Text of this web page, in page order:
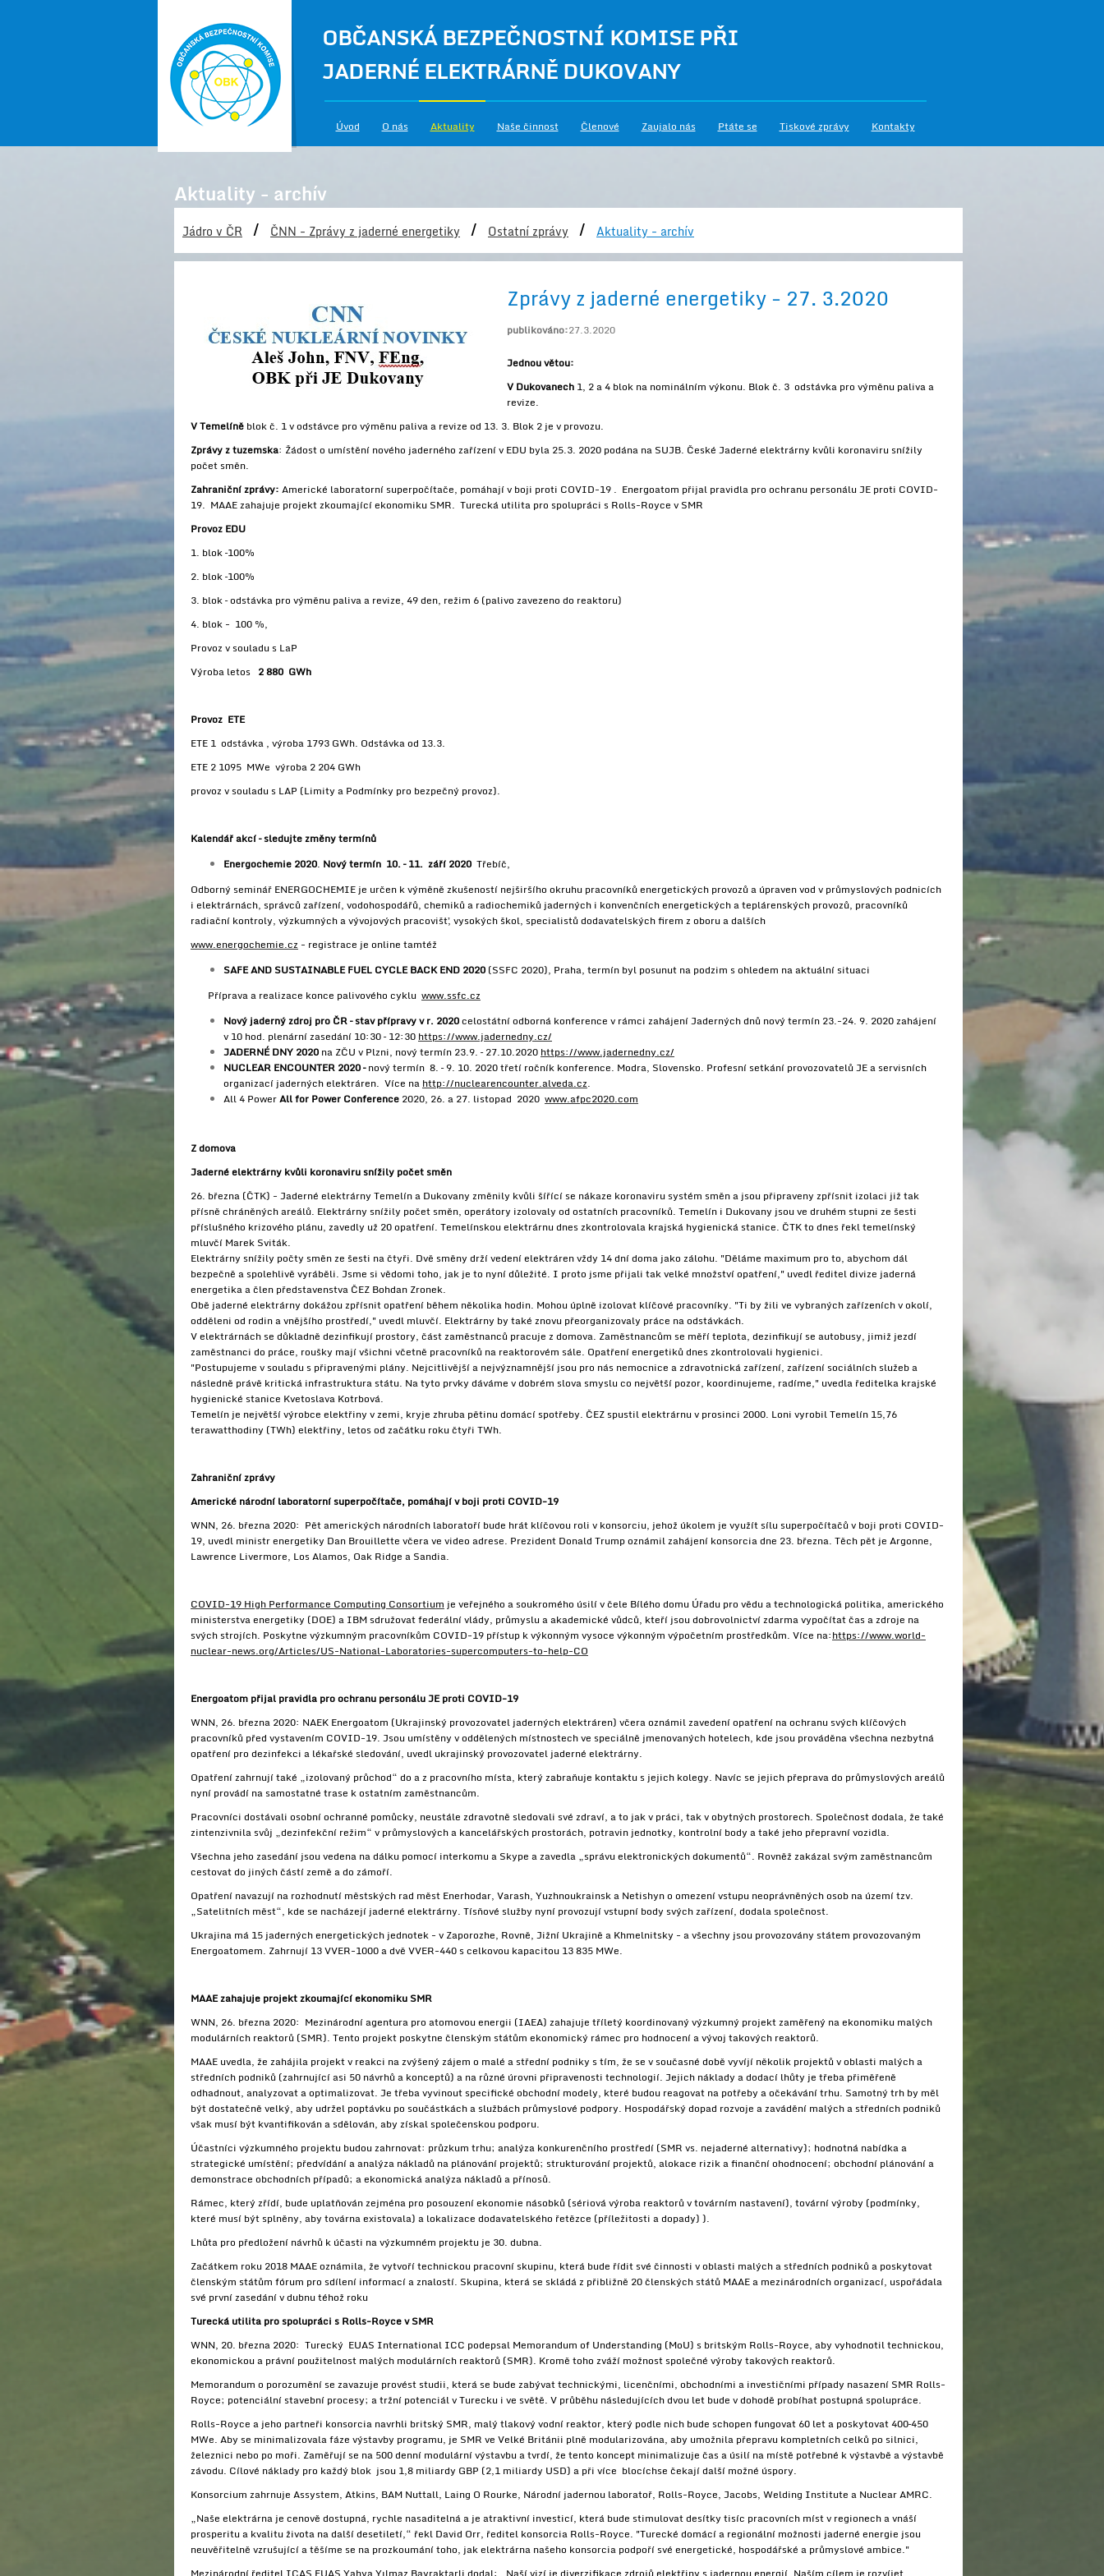
OBČANSKÁ BEZPEČNOSTNÍ KOMISE PŘI
JADERNÉ ELEKTRÁRNĚ DUKOVANY
Úvod O nás Aktuality Naše činnost Členové Zaujalo nás Ptáte se Tiskové zprávy Kontakty
Aktuality - archív
Jádro v ČR / ČNN - Zprávy z jaderné energetiky / Ostatní zprávy / Aktuality - archív
Zprávy z jaderné energetiky - 27. 3.2020
publikováno:27.3.2020
Jednou větou:
V Dukovanech 1, 2 a 4 blok na nominálním výkonu. Blok č. 3 odstávka pro výměnu paliva a
revize.
V Temelíně blok č. 1 v odstávce pro výměnu paliva a revize od 13. 3. Blok 2 je v provozu.
Zprávy z tuzemska: Žádost o umístění nového jaderného zařízení v EDU byla 25.3. 2020 podána na SUJB. České Jaderné elektrárny kvůli koronaviru snížily
počet směn.
Zahraniční zprávy: Americké laboratorní superpočítače, pomáhají v boji proti COVID-19 . Energoatom přijal pravidla pro ochranu personálu JE proti COVID-
19. MAAE zahajuje projekt zkoumající ekonomiku SMR. Turecká utilita pro spolupráci s Rolls-Royce v SMR
Provoz EDU
1. blok –100%
2. blok –100%
3. blok – odstávka pro výměnu paliva a revize, 49 den, režim 6 (palivo zavezeno do reaktoru)
4. blok - 100 %,
Provoz v souladu s LaP
Výroba letos 2 880 GWh
Provoz ETE
ETE 1 odstávka , výroba 1793 GWh. Odstávka od 13.3.
ETE 2 1095 MWe výroba 2 204 GWh
provoz v souladu s LAP (Limity a Podmínky pro bezpečný provoz).
Kalendář akcí – sledujte změny termínů
Energochemie 2020. Nový termín 10. – 11. září 2020 Třebíč,
Odborný seminář ENERGOCHEMIE je určen k výměně zkušeností nejširšího okruhu pracovníků energetických provozů a úpraven vod v průmyslových podnicích
i elektrárnách, správců zařízení, vodohospodářů, chemiků a radiochemiků jaderných i konvenčních energetických a teplárenských provozů, pracovníků
radiační kontroly, výzkumných a vývojových pracovišť, vysokých škol, specialistů dodavatelských firem z oboru a dalších
www.energochemie.cz - registrace je online tamtéž
SAFE AND SUSTAINABLE FUEL CYCLE BACK END 2020 (SSFC 2020), Praha, termín byl posunut na podzim s ohledem na aktuální situaci
Příprava a realizace konce palivového cyklu www.ssfc.cz
Nový jaderný zdroj pro ČR – stav přípravy v r. 2020celostátní odborná konference v rámci zahájení Jaderných dnů nový termín 23.-24. 9. 2020 zahájení
v 10 hod. plenární zasedání 10:30 – 12:30 https://www.jadernedny.cz/
JADERNÉ DNY 2020 na ZČU v Plzni, nový termín 23.9. – 27.10.2020 https://www.jadernedny.cz/
NUCLEAR ENCOUNTER 2020 –nový termín 8. – 9. 10. 2020 třetí ročník konference. Modra, Slovensko. Profesní setkání provozovatelů JE a servisních
organizací jaderných elektráren. Více na http://nuclearencounter.alveda.cz.
All 4 PowerAll for Power Conference 2020, 26. a 27. listopad 2020 www.afpc2020.com
Z domova
Jaderné elektrárny kvůli koronaviru snížily počet směn
26. března (ČTK) - Jaderné elektrárny Temelín a Dukovany změnily kvůli šířící se nákaze koronaviru systém směn a jsou připraveny zpřísnit izolaci již tak
přísně chráněných areálů. Elektrárny snížily počet směn, operátory izolovaly od ostatních pracovníků. Temelín i Dukovany jsou ve druhém stupni ze šesti
příslušného krizového plánu, zavedly už 20 opatření. Temelínskou elektrárnu dnes zkontrolovala krajská hygienická stanice. ČTK to dnes řekl temelínský
mluvčí Marek Sviták.
Elektrárny snížily počty směn ze šesti na čtyři. Dvě směny drží vedení elektráren vždy 14 dní doma jako zálohu. "Děláme maximum pro to, abychom dál
bezpečně a spolehlivě vyráběli. Jsme si vědomi toho, jak je to nyní důležité. I proto jsme přijali tak velké množství opatření," uvedl ředitel divize jaderná
energetika a člen představenstva ČEZ Bohdan Zronek.
Obě jaderné elektrárny dokážou zpřísnit opatření během několika hodin. Mohou úplně izolovat klíčové pracovníky. "Ti by žili ve vybraných zařízeních v okolí,
odděleni od rodin a vnějšího prostředí," uvedl mluvčí. Elektrárny by také znovu přeorganizovaly práce na odstávkách.
V elektrárnách se důkladně dezinfikují prostory, část zaměstnanců pracuje z domova. Zaměstnancům se měří teplota, dezinfikují se autobusy, jimiž jezdí
zaměstnanci do práce, roušky mají všichni včetně pracovníků na reaktorovém sále. Opatření energetiků dnes zkontrolovali hygienici.
"Postupujeme v souladu s připravenými plány. Nejcitlivější a nejvýznamnější jsou pro nás nemocnice a zdravotnická zařízení, zařízení sociálních služeb a
následně právě kritická infrastruktura státu. Na tyto prvky dáváme v dobrém slova smyslu co největší pozor, koordinujeme, radíme," uvedla ředitelka krajské
hygienické stanice Kvetoslava Kotrbová.
Temelín je největší výrobce elektřiny v zemi, kryje zhruba pětinu domácí spotřeby. ČEZ spustil elektrárnu v prosinci 2000. Loni vyrobil Temelín 15,76
terawatthodiny (TWh) elektřiny, letos od začátku roku čtyři TWh.
Zahraniční zprávy
Americké národní laboratorní superpočítače, pomáhají v boji proti COVID-19
WNN, 26. března 2020: Pět amerických národních laboratoří bude hrát klíčovou roli v konsorciu, jehož úkolem je využít sílu superpočítačů v boji proti COVID-
19, uvedl ministr energetiky Dan Brouillette včera ve video adrese. Prezident Donald Trump oznámil zahájení konsorcia dne 23. března. Těch pět je Argonne,
Lawrence Livermore, Los Alamos, Oak Ridge a Sandia.
COVID-19 High Performance Computing Consortium je veřejného a soukromého úsilí v čele Bílého domu Úřadu pro vědu a technologická politika, amerického
ministerstva energetiky (DOE) a IBM sdružovat federální vlády, průmyslu a akademické vůdců, kteří jsou dobrovolnictví zdarma vypočítat čas a zdroje na
svých strojích. Poskytne výzkumným pracovníkům COVID-19 přístup k výkonným vysoce výkonným výpočetním prostředkům. Více na:https://www.world-
nuclear-news.org/Articles/US-National-Laboratories-supercomputers-to-help-CO
Energoatom přijal pravidla pro ochranu personálu JE proti COVID-19
WNN, 26. března 2020: NAEK Energoatom (Ukrajinský provozovatel jaderných elektráren) včera oznámil zavedení opatření na ochranu svých klíčových
pracovníků před vystavením COVID-19. Jsou umístěny v oddělených místnostech ve speciálně jmenovaných hotelech, kde jsou prováděna všechna nezbytná
opatření pro dezinfekci a lékařské sledování, uvedl ukrajinský provozovatel jaderné elektrárny.
Opatření zahrnují také „izolovaný průchod“ do a z pracovního místa, který zabraňuje kontaktu s jejich kolegy. Navíc se jejich přeprava do průmyslových areálů
nyní provádí na samostatné trase k ostatním zaměstnancům.
Pracovníci dostávali osobní ochranné pomůcky, neustále zdravotně sledovali své zdraví, a to jak v práci, tak v obytných prostorech. Společnost dodala, že také
zintenzivnila svůj „dezinfekční režim“ v průmyslových a kancelářských prostorách, potravin jednotky, kontrolní body a také jeho přepravní vozidla.
Všechna jeho zasedání jsou vedena na dálku pomocí interkomu a Skype a zavedla „správu elektronických dokumentů“. Rovněž zakázal svým zaměstnancům
cestovat do jiných částí země a do zámoří.
Opatření navazují na rozhodnutí městských rad měst Enerhodar, Varash, Yuzhnoukrainsk a Netishyn o omezení vstupu neoprávněných osob na území tzv.
„Satelitních měst“, kde se nacházejí jaderné elektrárny. Tísňové služby nyní provozují vstupní body svých zařízení, dodala společnost.
Ukrajina má 15 jaderných energetických jednotek - v Zaporozhe, Rovně, Jižní Ukrajině a Khmelnitsky - a všechny jsou provozovány státem provozovaným
Energoatomem. Zahrnují 13 VVER-1000 a dvě VVER-440 s celkovou kapacitou 13 835 MWe.
MAAE zahajuje projekt zkoumající ekonomiku SMR
WNN, 26. března 2020: Mezinárodní agentura pro atomovou energii (IAEA) zahajuje tříletý koordinovaný výzkumný projekt zaměřený na ekonomiku malých
modulárních reaktorů (SMR). Tento projekt poskytne členským státům ekonomický rámec pro hodnocení a vývoj takových reaktorů.
MAAE uvedla, že zahájila projekt v reakci na zvýšený zájem o malé a střední podniky s tím, že se v současné době vyvíjí několik projektů v oblasti malých a
středních podniků (zahrnující asi 50 návrhů a konceptů) a na různé úrovni připravenosti technologií. Jejich náklady a dodací lhůty je třeba přiměřeně
odhadnout, analyzovat a optimalizovat. Je třeba vyvinout specifické obchodní modely, které budou reagovat na potřeby a očekávání trhu. Samotný trh by měl
být dostatečně velký, aby udržel poptávku po součástkách a službách průmyslové podpory. Hospodářský dopad rozvoje a zavádění malých a středních podniků
však musí být kvantifikován a sdělován, aby získal společenskou podporu.
Účastníci výzkumného projektu budou zahrnovat: průzkum trhu; analýza konkurenčního prostředí (SMR vs. nejaderné alternativy); hodnotná nabídka a
strategické umístění; předvídání a analýza nákladů na plánování projektů; strukturování projektů, alokace rizik a finanční ohodnocení; obchodní plánování a
demonstrace obchodních případů; a ekonomická analýza nákladů a přínosů.
Rámec, který zřídí, bude uplatňován zejména pro posouzení ekonomie násobků (sériová výroba reaktorů v továrním nastavení), tovární výroby (podmínky,
které musí být splněny, aby továrna existovala) a lokalizace dodavatelského řetězce (příležitosti a dopady) ).
Lhůta pro předložení návrhů k účasti na výzkumném projektu je 30. dubna.
Začátkem roku 2018 MAAE oznámila, že vytvoří technickou pracovní skupinu, která bude řídit své činnosti v oblasti malých a středních podniků a poskytovat
členským státům fórum pro sdílení informací a znalostí. Skupina, která se skládá z přibližně 20 členských států MAAE a mezinárodních organizací, uspořádala
své první zasedání v dubnu téhož roku
Turecká utilita pro spolupráci s Rolls-Royce v SMR
WNN, 20. března 2020: Turecký EUAS International ICC podepsal Memorandum of Understanding (MoU) s britským Rolls-Royce, aby vyhodnotil technickou,
ekonomickou a právní použitelnost malých modulárních reaktorů (SMR). Kromě toho zváží možnost společné výroby takových reaktorů.
Memorandum o porozumění se zavazuje provést studii, která se bude zabývat technickými, licenčními, obchodními a investičními případy nasazení SMR Rolls-
Royce; potenciální stavební procesy; a tržní potenciál v Turecku i ve světě. V průběhu následujících dvou let bude v dohodě probíhat postupná spolupráce.
Rolls-Royce a jeho partneři konsorcia navrhli britský SMR, malý tlakový vodní reaktor, který podle nich bude schopen fungovat 60 let a poskytovat 400–450
MWe. Aby se minimalizovala fáze výstavby programu, je SMR ve Velké Británii plně modularizována, aby umožnila přepravu kompletních celků po silnici,
železnici nebo po moři. Zaměřují se na 500 denní modulární výstavbu a tvrdí, že tento koncept minimalizuje čas a úsilí na místě potřebné k výstavbě a výstavbě
závodu. Cílové náklady pro každý blok jsou 1,8 miliardy GBP (2,1 miliardy USD) a při více blocíchse čekají další možné úspory.
Konsorcium zahrnuje Assystem, Atkins, BAM Nuttall, Laing O Rourke, Národní jadernou laboratoř, Rolls-Royce, Jacobs, Welding Institute a Nuclear AMRC.
„Naše elektrárna je cenově dostupná, rychle nasaditelná a je atraktivní investicí, která bude stimulovat desítky tisíc pracovních míst v regionech a vnáší
prosperitu a kvalitu života na další desetiletí,“ řekl David Orr, ředitel konsorcia Rolls-Royce. "Turecké domácí a regionální možnosti jaderné energie jsou
neuvěřitelně vzrušující a těšíme se na prozkoumání toho, jak elektrárna našeho konsorcia podpoří své energetické, hospodářské a průmyslové ambice."